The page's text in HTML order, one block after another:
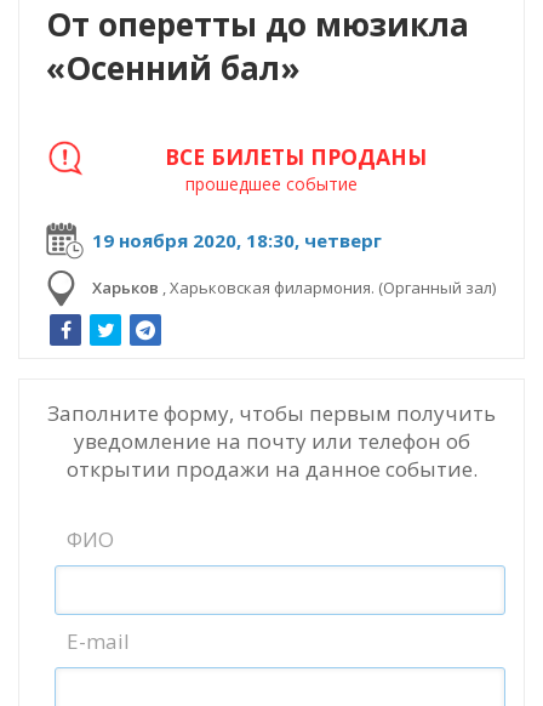
От оперетты до мюзикла
«Осенний бал»
19 ноября 2020, 18:30, четверг
Харьков ,Харьковская филармония. (Органный зал)
ВСЕ БИЛЕТЫ ПРОДАНЫ
прошедшее событие
Заполните форму, чтобы первым получить
уведомление на почту или телефон об
открытии продажи на данное событие.
ФИО
E-mail